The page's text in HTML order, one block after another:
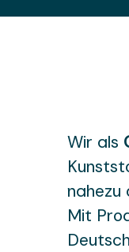
Wir als
nahezu
Mit